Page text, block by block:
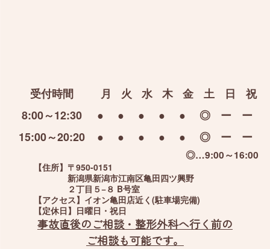
受付時間 月 火 水 木 金 土 日
祝
8:00～12:30
● ● ● ● ● ◎ ー
ー
15:00～20:20
● ● ● ● ● ◎ ー ー
◎…9:00～16:00
【住所】 〒950-0151
新潟県新潟市江南区亀田四ツ興野
２丁目５−８ B号室
【アクセス】 イオン亀田店近く(駐車場完備)
【定休日】 日曜日・祝日
事故直後のご相談・整形外科へ行く前の
ご相談も可能です。